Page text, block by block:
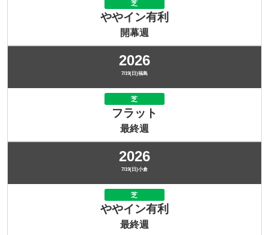
芝
ややイン有利
開幕週
2026
7/19(日)福島
芝
フラット
最終週
2026
7/19(日)小倉
芝
ややイン有利
最終週